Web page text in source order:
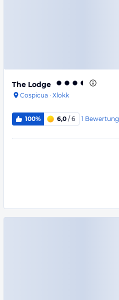
The Lodge
Cospicua · Xlokk
100% 6,0 / 6 1 Bewertung